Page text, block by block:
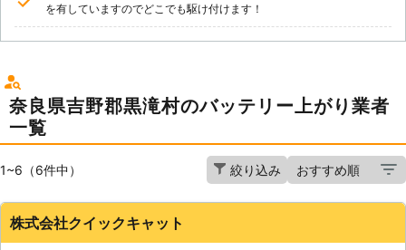
を有していますのでどこでも駆け付けます！
奈良県吉野郡黒滝村のバッテリー上がり業者
一覧
1~6（6件中） 絞り込み
株式会社クイックキャット